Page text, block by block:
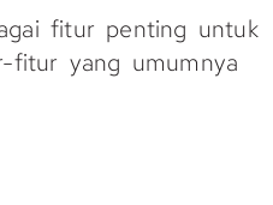
fitur penting untuk
fitur yang umumnya